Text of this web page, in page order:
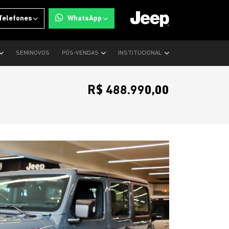
WhatsApp
SEMINOVOS PÓS-VENDAS INSTITUCIONAL
R$ 488.990,00